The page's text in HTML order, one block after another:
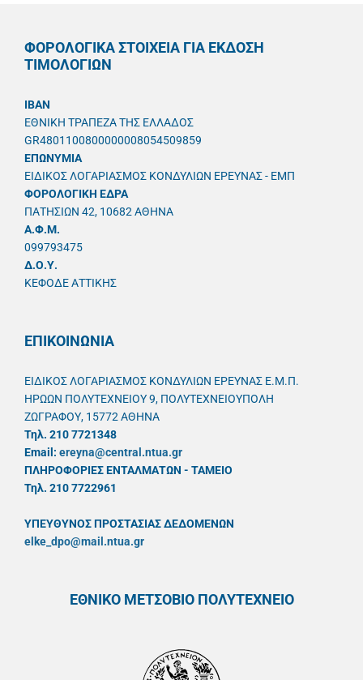
ΦΟΡΟΛΟΓΙΚΑ ΣΤΟΙΧΕΙΑ ΓΙΑ ΕΚΔΟΣΗ
ΤΙΜΟΛΟΓΙΩΝ
IBAN
ΕΘΝΙΚΗ ΤΡΑΠΕΖΑ ΤΗΣ ΕΛΛΑΔΟΣ
GR4801100800000008054509859
ΕΠΩΝΥΜΙΑ
ΕΙΔΙΚΟΣ ΛΟΓΑΡΙΑΣΜΟΣ ΚΟΝΔΥΛΙΩΝ ΕΡΕΥΝΑΣ - ΕΜΠ
ΦΟΡΟΛΟΓΙΚΗ ΕΔΡΑ
ΠΑΤΗΣΙΩΝ 42, 10682 ΑΘΗΝΑ
A.Φ.Μ.
099793475
Δ.Ο.Υ.
ΚΕΦΟΔΕ ΑΤΤΙΚΗΣ
ΕΠΙΚΟΙΝΩΝΙΑ
ΕΙΔΙΚΟΣ ΛΟΓΑΡΙΑΣΜΟΣ ΚΟΝΔΥΛΙΩΝ ΕΡΕΥΝΑΣ Ε.Μ.Π.
ΗΡΩΩΝ ΠΟΛΥΤΕΧΝΕΙΟΥ 9, ΠΟΛΥΤΕΧΝΕΙΟΥΠΟΛΗ
ΖΩΓΡΑΦΟΥ, 15772 ΑΘΗΝΑ
Τηλ. 210 7721348
Email: ereyna@central.ntua.gr
ΠΛΗΡΟΦΟΡΙΕΣ ΕΝΤΑΛΜΑΤΩΝ - ΤΑΜΕΙΟ
Τηλ. 210 7722961
ΥΠΕΥΘYΝΟΣ ΠΡΟΣΤΑΣΙΑΣ ΔΕΔΟΜΕΝΩΝ
elke_dpo@mail.ntua.gr
ΕΘΝΙΚΟ ΜΕΤΣΟΒΙΟ ΠΟΛΥΤΕΧΝΕΙΟ